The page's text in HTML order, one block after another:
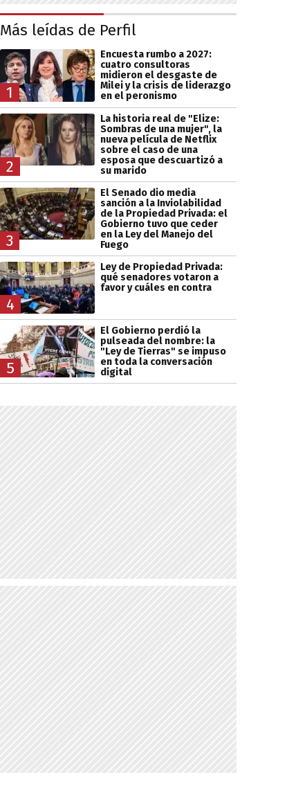
Más leídas de Perfil
1
Encuesta rumbo a 2027:
cuatro consultoras
midieron el desgaste de
Milei y la crisis de liderazgo
en el peronismo
2
La historia real de "Elize:
Sombras de una mujer", la
nueva película de Netflix
sobre el caso de una
esposa que descuartizó a
su marido
3
El Senado dio media
sanción a la Inviolabilidad
de la Propiedad Privada: el
Gobierno tuvo que ceder
en la Ley del Manejo del
Fuego
4
Ley de Propiedad Privada:
qué senadores votaron a
favor y cuáles en contra
5
El Gobierno perdió la
pulseada del nombre: la
"Ley de Tierras" se impuso
en toda la conversación
digital